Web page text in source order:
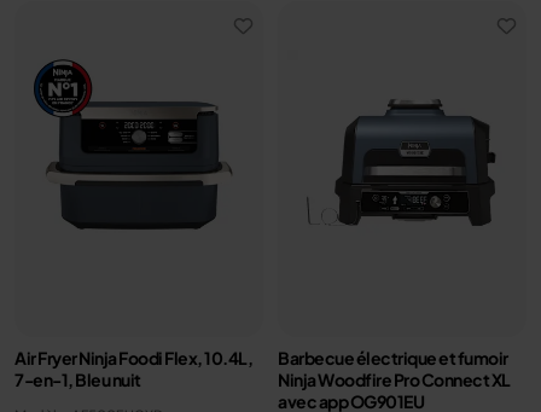
Air Fryer Ninja Foodi Flex, 10.4L,
7-en-1, Bleu nuit
Barbecue électrique et fumoir
Ninja Woodfire Pro Connect XL
avec app OG901EU